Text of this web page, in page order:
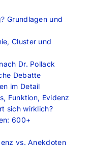
Grundlagen und
Cluster und
Dr. Pollack
Debatte
im Detail
Funktion, Evidenz
sich wirklich?
600+
vs. Anekdoten